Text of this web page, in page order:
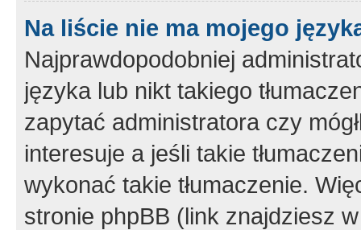
Na liście nie ma mojego
Najprawdopodobniej
języka lub nikt takiego
zapytać administratora czy
interesuje a jeśli takie
wykonać takie tłumaczenie.
stronie phpBB (link znajdziesz